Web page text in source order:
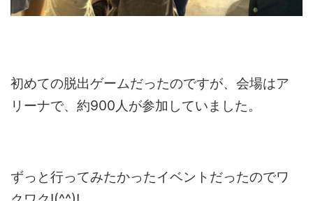
初めての脱出ゲームだったのですが、会場はア
リーナで、約900人が参加していました。
ずっと行ってみたかったイベントだったのでワ